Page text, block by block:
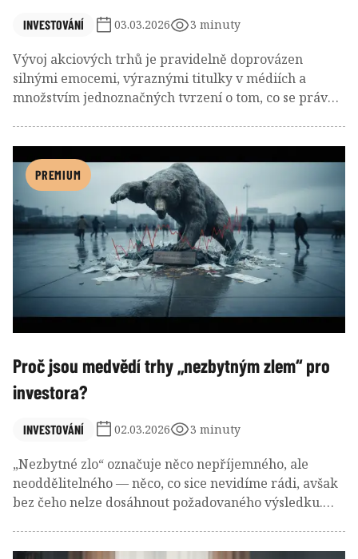
INVESTOVÁNÍ 03.03.2026 3 minuty
Vývoj akciových trhů je pravidelně doprovázen
silnými emocemi, výraznými titulky v médiích a
množstvím jednoznačných tvrzení o tom, co se právě
se předpovědi dlouholeté stagnace a systémového
kolapsu. Investoři si tak přirozeně vytvářejí
přesvědčení, která se na první pohled zdají logická,
ale nemusejí být podložena daty. Krátkodobá
zkušenost totiž snadno překryje dlouhodobou
historickou realitu.
PREMIUM
Proč jsou medvědí trhy „nezbytným zlem“ pro
investora?
INVESTOVÁNÍ 02.03.2026 3 minuty
„Nezbytné zlo“ označuje něco nepříjemného, ale
neoddělitelného — něco, co sice nevidíme rádi, avšak
bez čeho nelze dosáhnout požadovaného výsledku.